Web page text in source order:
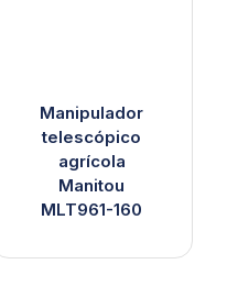
Manipulador
telescópico
agrícola
Manitou
MLT961-160